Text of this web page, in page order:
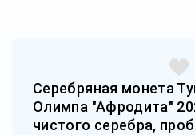
Серебряная монета
Олимпа "Афродита"
чистого серебра,